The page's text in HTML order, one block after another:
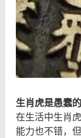
生肖虎是愚蠢
在生活中生肖
能力也不错，